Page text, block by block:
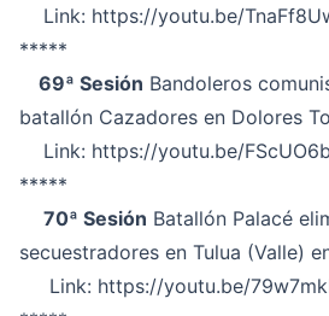
Link: https://youtu.be/
*****
69ª Sesión Bandoleros
batallón Cazadores en Dolores
Link: https://youtu.be/
*****
70ª Sesión Batallón Palacé
secuestradores en Tulua (Valle)
Link: https://youtu.be/